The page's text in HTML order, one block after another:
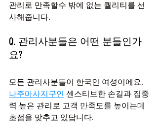
관리로 만족할수 밖에 없는 퀄리티를 선
사해줍니다.
Q. 관리사분들은 어떤 분들인가
요?
모든 관리사분들이 한국인 여성이에요.
나주마사지구인 센스티브한 손길과 집중
력 높은 관리로 고객 만족도를 높이는데
초점을 맞추고 있답니다.